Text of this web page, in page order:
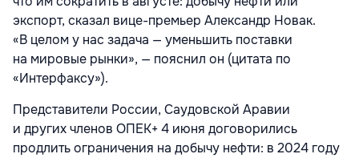
экспорт, сказал вице-премьер Александр Новак.
«В целом у нас задача — уменьшить поставки
на мировые рынки», — пояснил он (цитата по
«Интерфаксу»).
Представители России, Саудовской Аравии
и других членов ОПЕК+ 4 июня договорились
продлить ограничения на добычу нефти: в 2024 году